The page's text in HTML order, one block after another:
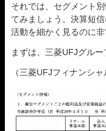
それでは、セグメント
てみましょう。決算短
活動を細かく見るのに非
まずは、三菱UFJグル
（三菱UFJフィナンシ